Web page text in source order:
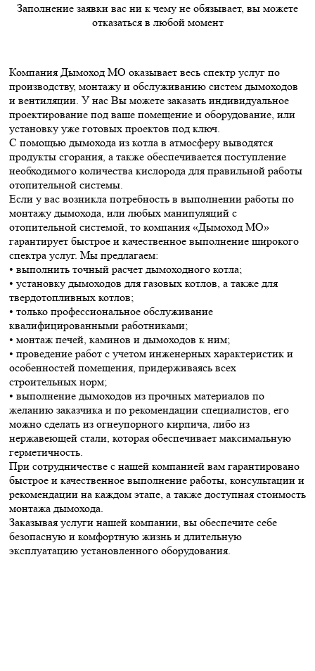
Заполнение заявки вас ни к чему не обязывает, вы можете
отказаться в любой момент
Компания Дымоход МО оказывает весь спектр услуг по
производству, монтажу и обслуживанию систем дымоходов
и вентиляции. У нас Вы можете заказать индивидуальное
проектирование под ваше помещение и оборудование, или
установку уже готовых проектов под ключ.
С помощью дымохода из котла в атмосферу выводятся
продукты сгорания, а также обеспечивается поступление
необходимого количества кислорода для правильной работы
отопительной системы.
Если у вас возникла потребность в выполнении работы по
монтажу дымохода, или любых манипуляций с
отопительной системой, то компания «Дымоход МО»
гарантирует быстрое и качественное выполнение широкого
спектра услуг. Мы предлагаем:
• выполнить точный расчет дымоходного котла;
• установку дымоходов для газовых котлов, а также для
твердотопливных котлов;
• только профессиональное обслуживание
квалифицированными работниками;
• монтаж печей, каминов и дымоходов к ним;
• проведение работ с учетом инженерных характеристик и
особенностей помещения, придерживаясь всех
строительных норм;
• выполнение дымоходов из прочных материалов по
желанию заказчика и по рекомендации специалистов, его
можно сделать из огнеупорного кирпича, либо из
нержавеющей стали, которая обеспечивает максимальную
герметичность.
При сотрудничестве с нашей компанией вам гарантировано
быстрое и качественное выполнение работы, консультации и
рекомендации на каждом этапе, а также доступная стоимость
монтажа дымохода.
Заказывая услуги нашей компании, вы обеспечите себе
безопасную и комфортную жизнь и длительную
эксплуатацию установленного оборудования.